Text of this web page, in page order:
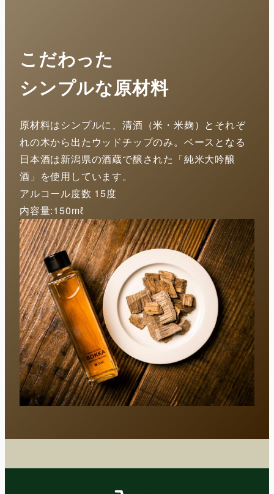
こだわった
シンプルな原材料
原材料はシンプルに、清酒（米・米麹）とそれぞ
れの木から出たウッドチップのみ。ベースとなる
日本酒は新潟県の酒蔵で醸された「純米大吟醸
酒」を使用しています。
アルコール度数 15度
内容量:150mℓ